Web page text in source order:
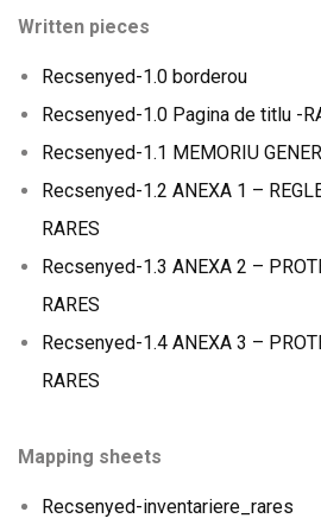
Written pieces
Recsenyed-1.0 borderou
Recsenyed-1.0 Pagina de titlu -
Recsenyed-1.1 MEMORIU
Recsenyed-1.2 ANEXA 1 –
RARES
Recsenyed-1.3 ANEXA 2 –
RARES
Recsenyed-1.4 ANEXA 3 –
RARES
Mapping sheets
Recsenyed-inventariere_rares